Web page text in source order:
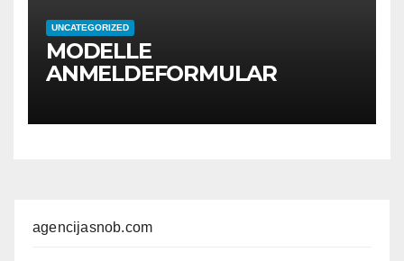
UNCATEGORIZED
MODELLE
ANMELDEFORMULAR
agencijasnob.com